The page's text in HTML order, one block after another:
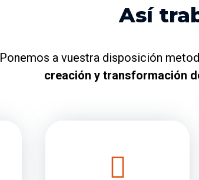
Así
Ponemos a vuestra disposición
creación y transformación